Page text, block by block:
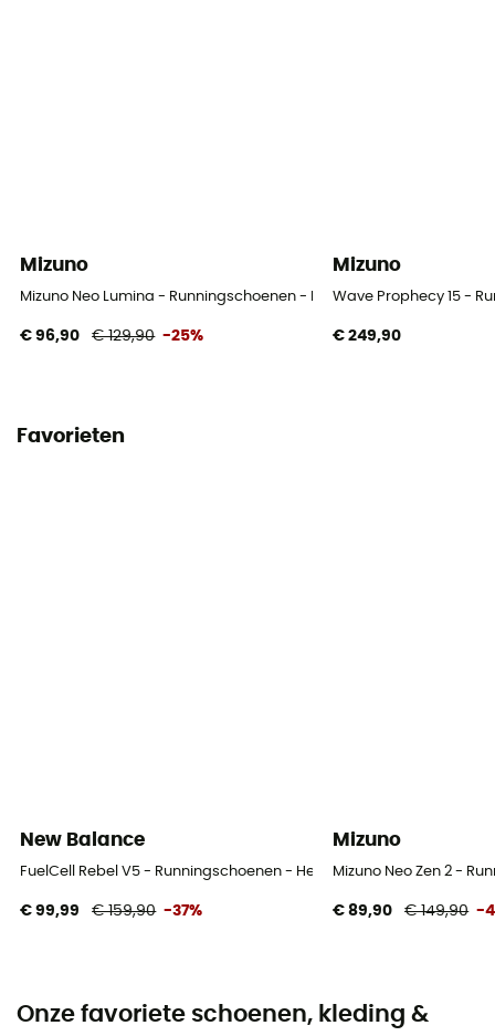
Buitenzool
Mizuno
Mizuno Neo Lumina - Runningschoenen - Heren
€ 96,90 € 129,90 -25%
Mizuno
Wave Prophecy 15 -
€ 249,90
Favorieten
New Balance
FuelCell Rebel V5 - Runningschoenen - Heren
€ 99,99 € 159,90 -37%
Mizuno
Mizuno Neo Zen 2 -
€ 89,90 € 149,90 -
Onze favoriete schoenen, kleding &